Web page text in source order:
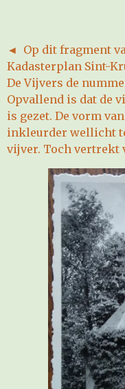
◄ Op dit fragment
Kadasterplan Sint-
De Vijvers de
Opvallend is dat de
is gezet. De vorm
inkleurder wellicht
vijver. Toch vertrekt